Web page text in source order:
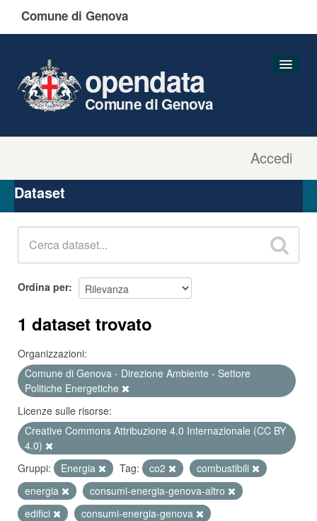
Comune di Genova
Accedi
opendata
Comune di Genova
Organizzazioni
Gruppi
Dataset
Ordina per
1 dataset trovato
Organizzazioni:
Comune di Genova - Direzione Ambiente - Settore
Politiche Energetiche
Licenze sulle risorse:
Creative Commons Attribuzione 4.0 Internazionale (CC BY
4.0)
Gruppi:
Energia Tag: co2
combustibili
energia
consumi-energia-genova-altro
edifici
consumi-energia-genova